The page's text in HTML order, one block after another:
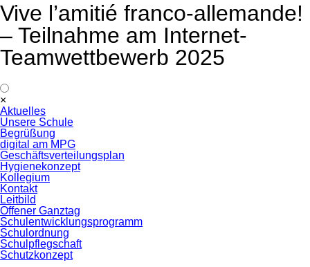
Vive l’amitié franco-allemande!
– Teilnahme am Internet-
Teamwettbewerb 2025
×
überspringen
Aktuelles
Unsere Schule
Begrüßung
digital am MPG
Geschäftsverteilungsplan
Hygienekonzept
Kollegium
Kontakt
Leitbild
Offener Ganztag
Schulentwicklungsprogramm
Schulordnung
Schulpflegschaft
Schutzkonzept